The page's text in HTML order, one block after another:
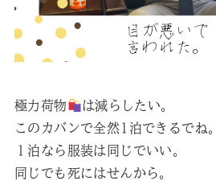
極力荷物
は減らしたい。
このカバンで全然1泊できるでね。
１泊なら服装は同じでいい。
同じでも死にはせんから。